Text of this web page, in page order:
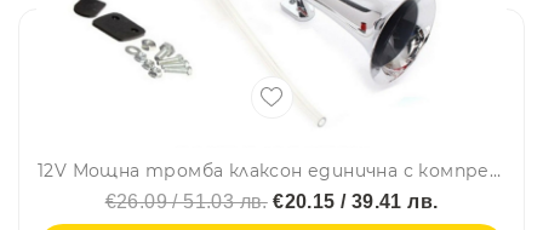
12V Мощна тромба клаксон единична с компресор за камион бус ван автомобил 43 cm.
€26.09 / 51.03 лв.€20.15 / 39.41 лв.